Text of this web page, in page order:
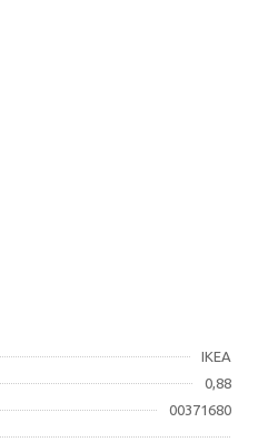
IKEA
0,88
00371680